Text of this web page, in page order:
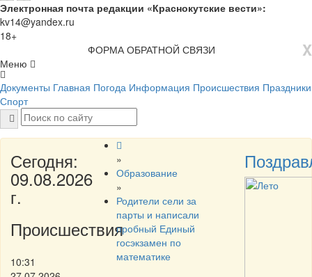
Электронная почта редакции «Краснокутские вести»:
kv14@yandex.ru
18+
X
ФОРМА ОБРАТНОЙ СВЯЗИ
Меню
Документы Главная Погода Информация Происшествия Праздники
Спорт
Сегодня:
09.08.2026
г.
Происшествия
10:31
»
Образование
»
Родители сели за
парты и написали
пробный Единый
госэкзамен по
математике